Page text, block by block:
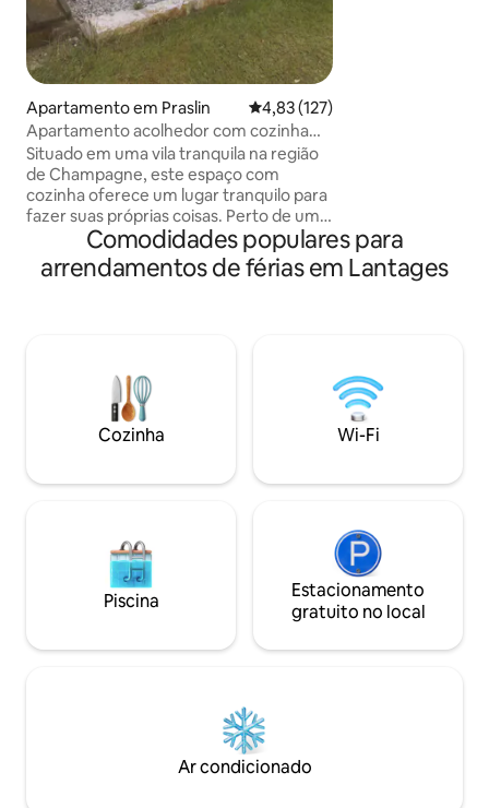
Apartamento em Praslin Classificação média de 4,83 em
4,83 (127)
Apartamento acolhedor com cozinha
em um celeiro convertido
Situado em uma vila tranquila na região
de Champagne, este espaço com
cozinha oferece um lugar tranquilo para
fazer suas próprias coisas. Perto de um
campo de golfe premiado e também
Chaource famosa por seu queijo, é um
bom ponto de parada em sua jornada
caminhada e ciclismo. Adequado para
motociclistas e espaço para tendas. (Não
adequado para pessoas com problemas
de mobilidade) Aluguel de longa duração
solicitação.
Comodidades populares para
arrendamentos de férias em Lantages
Cozinha Wi-Fi
Piscina
Estacionamento
gratuito no local
Ar condicionado